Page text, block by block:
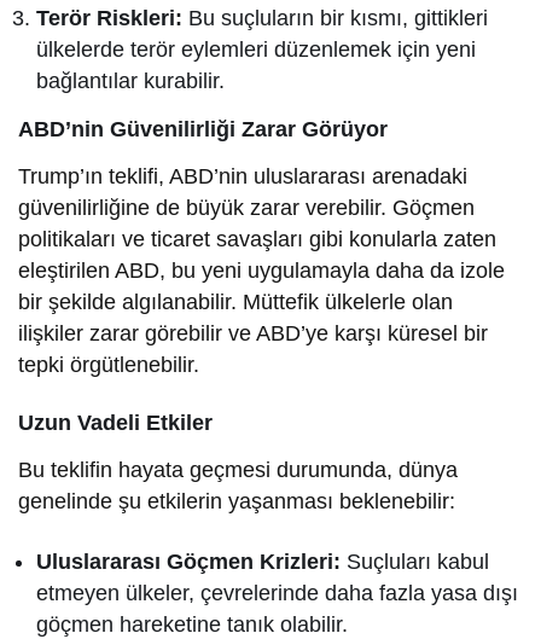
Terör Riskleri: Bu suçluların bir kısmı, gittikleri
ülkelerde terör eylemleri düzenlemek için yeni
bağlantılar kurabilir.
ABD’nin Güvenilirliği Zarar Görüyor
Trump’ın teklifi, ABD’nin uluslararası arenadaki
güvenilirliğine de büyük zarar verebilir. Göçmen
politikaları ve ticaret savaşları gibi konularla zaten
eleştirilen ABD, bu yeni uygulamayla daha da izole
bir şekilde algılanabilir. Müttefik ülkelerle olan
ilişkiler zarar görebilir ve ABD’ye karşı küresel bir
tepki örgütlenebilir.
Uzun Vadeli Etkiler
Bu teklifin hayata geçmesi durumunda, dünya
genelinde şu etkilerin yaşanması beklenebilir:
Uluslararası Göçmen Krizleri: Suçluları kabul
etmeyen ülkeler, çevrelerinde daha fazla yasa dışı
göçmen hareketine tanık olabilir.